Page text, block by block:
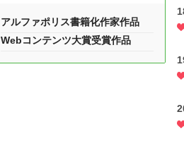
アルファポリス書籍化作家作品
Webコンテンツ大賞受賞作品